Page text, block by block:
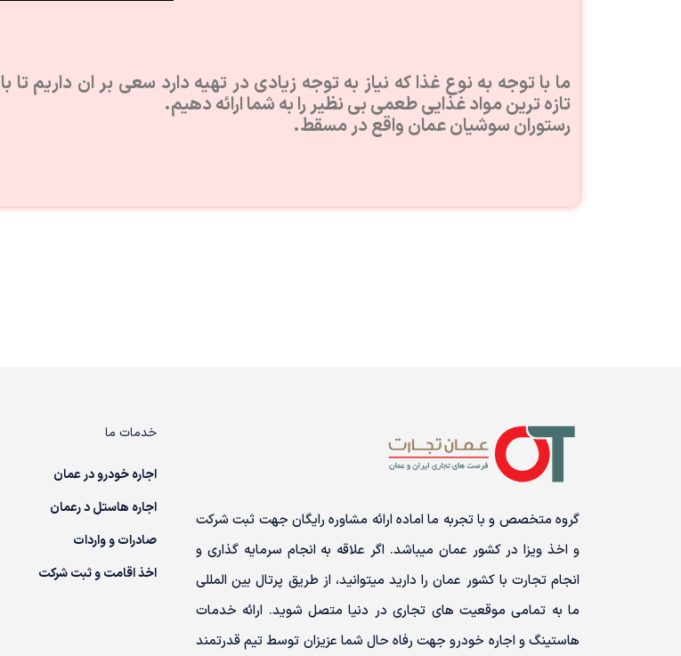
ما با توجه به نوع غذا كه نياز به توجه زيادى در تهيه دارد سعى بر ان داريم تا با
تازه ترين مواد غذايى طعمى بى نظير را به شما ارائه دهيم.
رستوران سوشیان عمان واقع در مسقط.
گروه متخصص و با تجربه ما اماده ارائه مشاوره رایگان جهت ثبت شرکت
و اخذ ویزا در کشور عمان میباشد. اگر علاقه به انجام سرمایه گذاری و
انجام تجارت با کشور عمان را دارید میتوانید، از طریق پرتال بین المللی
ما به تمامی موقعیت های تجاری در دنیا متصل شوید. ارائه خدمات
هاستینگ و اجاره خودرو جهت رفاه حال شما عزیزان توسط تیم قدرتمند
خدمات ما
اجاره خودرو در عمان
اجاره هاستل د رعمان
صادرات و واردات
اخذ اقامت و ثبت شرکت